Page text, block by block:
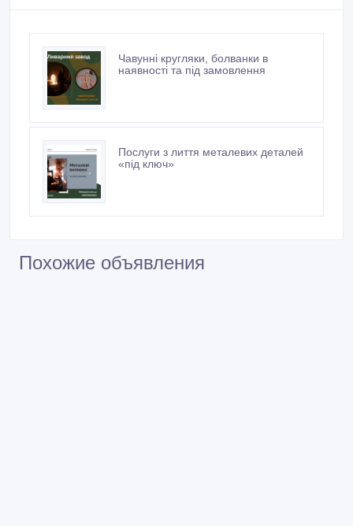
Чавунні кругляки, болванки в
наявності та під замовлення
Послуги з лиття металевих деталей
«під ключ»
Похожие объявления